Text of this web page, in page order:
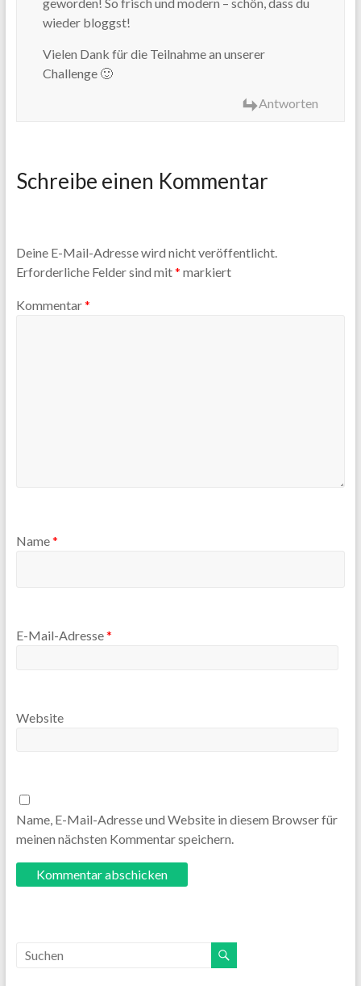
wieder bloggst!
Vielen Dank für die Teilnahme an unserer
Challenge 🙂
Antworten
Schreibe einen Kommentar
Deine E-Mail-Adresse wird nicht veröffentlicht.
Erforderliche Felder sind mit* markiert
Kommentar*
Name*
E-Mail-Adresse*
Website
Name, E-Mail-Adresse und Website in diesem Browser für
meinen nächsten Kommentar speichern.